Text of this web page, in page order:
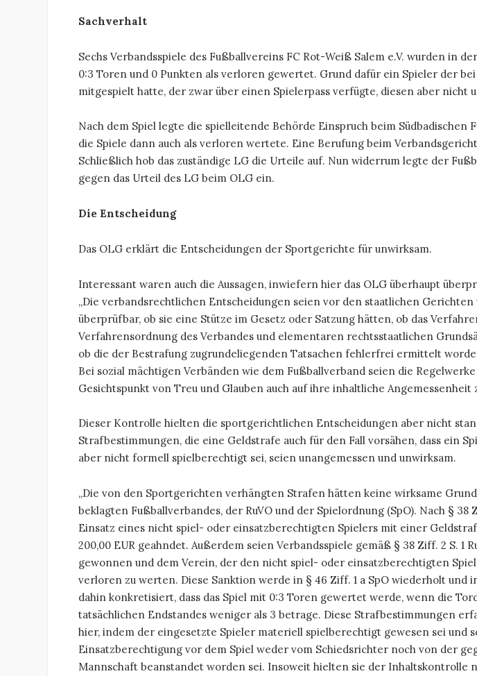
Sachverhalt
Sechs Verbandsspiele des Fußballvereins FC Rot-Weiß Salem e.V. wurden in
0:3 Toren und 0 Punkten als verloren gewertet. Grund dafür ein Spieler der
mitgespielt hatte, der zwar über einen Spielerpass verfügte, diesen aber nicht
Nach dem Spiel legte die spielleitende Behörde Einspruch beim Südbadischen
die Spiele dann auch als verloren wertete. Eine Berufung beim
Schließlich hob das zuständige LG die Urteile auf. Nun widerrum legte der
gegen das Urteil des LG beim OLG ein.
Die Entscheidung
Das OLG erklärt die Entscheidungen der Sportgerichte für unwirksam.
Interessant waren auch die Aussagen, inwiefern hier das OLG überhaupt
„Die verbandsrechtlichen Entscheidungen seien vor den staatlichen Gerichten
überprüfbar, ob sie eine Stütze im Gesetz oder Satzung hätten, ob das
Verfahrensordnung des Verbandes und elementaren rechtsstaatlichen
ob die der Bestrafung zugrundeliegenden Tatsachen fehlerfrei ermittelt
Bei sozial mächtigen Verbänden wie dem Fußballverband seien die
Gesichtspunkt von Treu und Glauben auch auf ihre inhaltliche Angemessenheit
Dieser Kontrolle hielten die sportgerichtlichen Entscheidungen aber nicht
Strafbestimmungen, die eine Geldstrafe auch für den Fall vorsähen, dass ein
aber nicht formell spielberechtigt sei, seien unangemessen und unwirksam.
„Die von den Sportgerichten verhängten Strafen hätten keine wirksame
beklagten Fußballverbandes, der RuVO und der Spielordnung (SpO). Nach § 38
Einsatz eines nicht spiel- oder einsatzberechtigten Spielers mit einer
200,00 EUR geahndet. Außerdem seien Verbandsspiele gemäß § 38 Ziff. 2 S. 1
gewonnen und dem Verein, der den nicht spiel- oder einsatzberechtigten
verloren zu werten. Diese Sanktion werde in § 46 Ziff. 1 a SpO wiederholt und
dahin konkretisiert, dass das Spiel mit 0:3 Toren gewertet werde, wenn die
tatsächlichen Endstandes weniger als 3 betrage. Diese Strafbestimmungen
hier, indem der eingesetzte Spieler materiell spielberechtigt gewesen sei und
Einsatzberechtigung vor dem Spiel weder vom Schiedsrichter noch von der
Mannschaft beanstandet worden sei. Insoweit hielten sie der Inhaltskontrolle